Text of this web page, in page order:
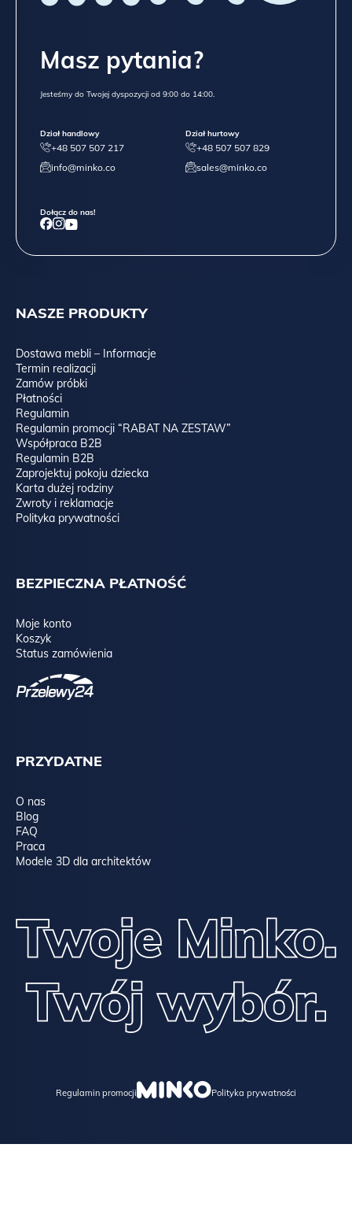
NASZE PRODUKTY
Dostawa mebli – Informacje
Termin realizacji
Zamów próbki
Płatności
Regulamin
Regulamin promocji “RABAT NA ZESTAW”
Współpraca B2B
Regulamin B2B
Zaprojektuj pokoju dziecka
Karta dużej rodziny
Zwroty i reklamacje
Polityka prywatności
BEZPIECZNA PŁATNOŚĆ
Moje konto
Koszyk
Status zamówienia
PRZYDATNE
O nas
Blog
FAQ
Praca
Modele 3D dla architektów
Masz pytania?
Jesteśmy do Twojej dyspozycji od 9:00 do 14:00.
Dział handlowy
+48 507 507 217
info@minko.co
Dział hurtowy
+48 507 507 829
sales@minko.co
Dołącz do nas!
Regulamin promocji Polityka prywatności